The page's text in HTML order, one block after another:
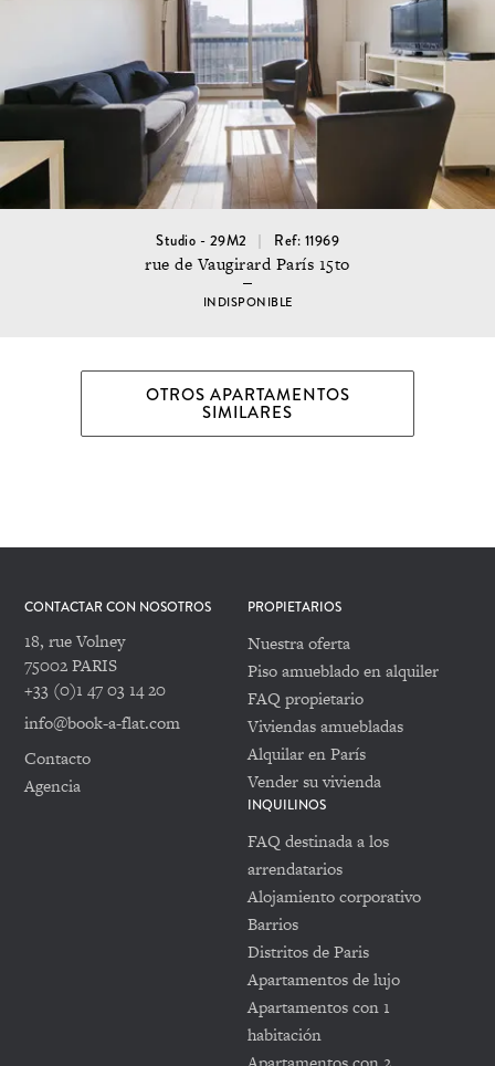
Studio - 29M2 Ref: 11969
rue de Vaugirard París 15to
INDISPONIBLE
OTROS APARTAMENTOS
SIMILARES
CONTACTAR CON NOSOTROS
18, rue Volney
75002 PARIS
+33 (0)1 47 03 14 20
info@book-a-flat.com
Contacto
Agencia
PROPIETARIOS
Nuestra oferta
Piso amueblado en alquiler
FAQ propietario
Viviendas amuebladas
Alquilar en París
Vender su vivienda
INQUILINOS
FAQ destinada a los
arrendatarios
Alojamiento corporativo
Barrios
Distritos de Paris
Apartamentos de lujo
Apartamentos con 1
habitación